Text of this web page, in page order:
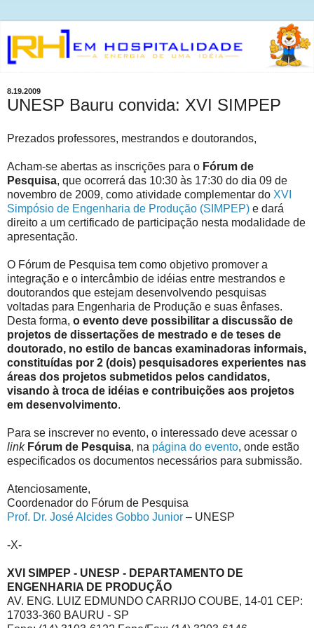
8.19.2009
UNESP Bauru convida: XVI SIMPEP
Prezados professores, mestrandos e doutorandos,
Acham-se abertas as inscrições para o Fórum de
Pesquisa, que ocorrerá das 10:30 às 17:30 do dia 09 de
novembro de 2009, como atividade complementar do XVI
Simpósio de Engenharia de Produção (SIMPEP) e dará
direito a um certificado de participação nesta modalidade de
apresentação.
O Fórum de Pesquisa tem como objetivo promover a
integração e o intercâmbio de idéias entre mestrandos e
doutorandos que estejam desenvolvendo pesquisas
voltadas para Engenharia de Produção e suas ênfases.
Desta forma, o evento deve possibilitar a discussão de
projetos de dissertações de mestrado e de teses de
doutorado, no estilo de bancas examinadoras informais,
constituídas por 2 (dois) pesquisadores experientes nas
áreas dos projetos submetidos pelos candidatos,
visando à troca de idéias e contribuições aos projetos
em desenvolvimento.
Para se inscrever no evento, o interessado deve acessar o
link Fórum de Pesquisa, na página do evento, onde estão
especificados os documentos necessários para submissão.
Atenciosamente,
Coordenador do Fórum de Pesquisa
Prof. Dr. José Alcides Gobbo Junior – UNESP
-X-
XVI SIMPEP - UNESP - DEPARTAMENTO DE
ENGENHARIA DE PRODUÇÃO
AV. ENG. LUIZ EDMUNDO CARRIJO COUBE, 14-01 CEP:
17033-360 BAURU - SP